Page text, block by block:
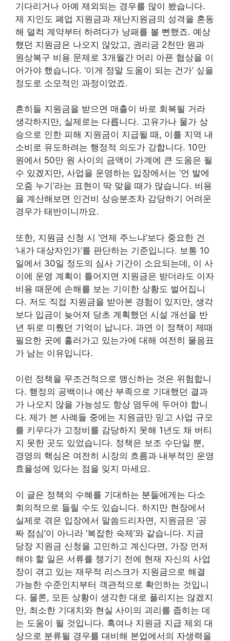
기다리거나 아예 제외되는 경우를 많이 봤습니다.
제 지인도 폐업 지원금과 재난지원금의 성격을 혼동
해 덜컥 계약부터 하려다가 낭패를 볼 뻔했죠. 예상
했던 지원금은 나오지 않았고, 권리금 2천만 원과
원상복구 비용 문제로 3개월간 머리 아픈 협상을 이
어가야 했습니다. ‘이게 정말 도움이 되는 건가’ 싶을
정도로 소모적인 과정이었죠.
흔히들 지원금을 받으면 매출이 바로 회복될 거라
생각하지만, 실제로는 다릅니다. 고유가나 물가 상
승으로 인한 피해 지원금이 지급될 때, 이를 지역 내
소비로 유도하려는 행정적 의도가 강합니다. 10만
원에서 50만 원 사이의 금액이 가계에 큰 도움은 될
수 있겠지만, 사업을 운영하는 입장에서는 ‘언 발에
오줌 누기’라는 표현이 딱 맞을 때가 많습니다. 비용
을 계산해보면 인건비 상승분조차 감당하기 어려운
경우가 태반이니까요.
또한, 지원금 신청 시 ‘언제 주느냐’보다 중요한 건
‘내가 대상자인가’를 판단하는 기준입니다. 보통 10
일에서 30일 정도의 심사 기간이 소요되는데, 이 사
이에 운영 계획이 틀어지면 지원금은 받더라도 이자
비용 때문에 손해를 보는 기이한 상황도 벌어집니
다. 저도 직접 지원금을 받아본 경험이 있지만, 생각
보다 입금이 늦어져 당초 계획했던 시설 개선을 반
년 뒤로 미뤘던 기억이 납니다. 과연 이 정책이 제때
필요한 곳에 흘러가고 있는가에 대해 여전히 물음표
가 남는 이유입니다.
이런 정책을 무조건적으로 맹신하는 것은 위험합니
다. 행정의 공백이나 예산 부족으로 기대했던 결과
가 나오지 않을 가능성도 항상 염두에 두어야 합니
다. 제가 본 사례들 중에는 지원금만 믿고 사업 규모
를 키우다가 고정비를 감당하지 못해 1년도 채 버티
지 못한 곳도 있었습니다. 정책은 보조 수단일 뿐,
경영의 핵심은 여전히 시장의 흐름과 내부적인 운영
효율성에 있다는 점을 잊지 마세요.
이 글은 정책의 수혜를 기대하는 분들에게는 다소
회의적으로 들릴 수도 있습니다. 하지만 현장에서
실제로 겪은 입장에서 말씀드리자면, 지원금은 ‘공
짜 점심’이 아니라 ‘복잡한 숙제’와 같습니다. 지금
당장 지원금 신청을 고민하고 계신다면, 가장 먼저
해야 할 일은 서류를 챙기기 전에 현재 자신의 사업
장이 겪고 있는 재무적 리스크가 지원금으로 해결
가능한 수준인지부터 객관적으로 확인하는 것입니
다. 물론, 모든 상황이 생각한 대로 풀리지는 않겠지
만, 최소한 기대치와 현실 사이의 괴리를 좁히는 데
는 도움이 될 것입니다. 혹여나 지원금 지급 제외 대
상으로 분류될 경우를 대비해 본업에서의 자생력을